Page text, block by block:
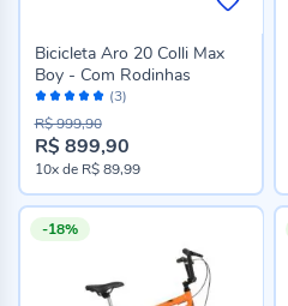
Avaliação:
100%
(3)
Bicicleta Aro 20 Colli Max
Boy - Com Rodinhas
Preço
especial
R$ 899,90
R$ 999,90
10xde R$ 89,99
-18%